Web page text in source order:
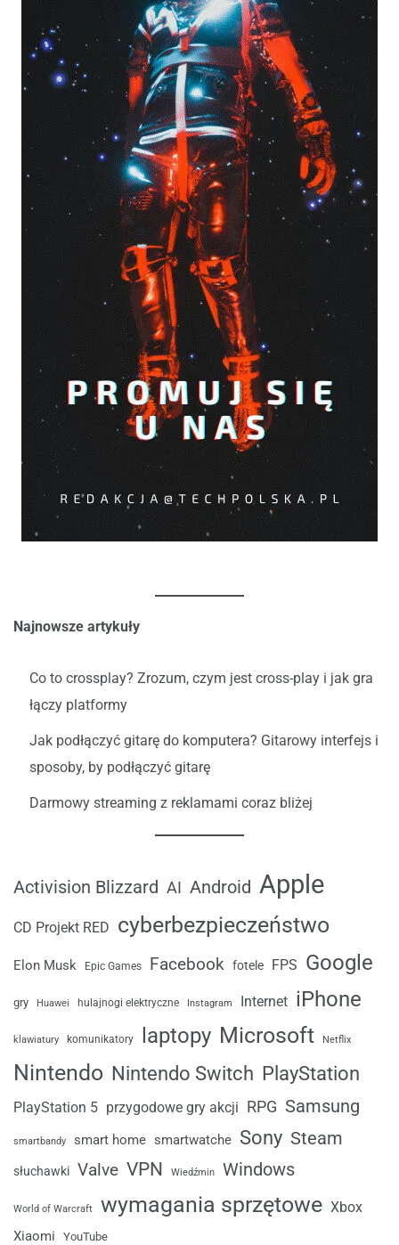
Najnowsze artykuły
Co to crossplay? Zrozum, czym jest cross-play i jak gra
łączy platformy
Jak podłączyć gitarę do komputera? Gitarowy interfejs i
sposoby, by podłączyć gitarę
Darmowy streaming z reklamami coraz bliżej
Activision Blizzard AI Android Apple
CD Projekt RED cyberbezpieczeństwo
Elon Musk Epic Games Facebook fotele FPS Google
gry Huawei hulajnogi elektryczne Instagram Internet iPhone
klawiatury komunikatory laptopy Microsoft Netflix
Nintendo Nintendo Switch PlayStation
PlayStation 5 przygodowe gry akcji RPG Samsung
smartbandy smart home smartwatche Sony Steam
słuchawki Valve VPN Wiedźmin Windows
World of Warcraft wymagania sprzętowe Xbox
Xiaomi YouTube